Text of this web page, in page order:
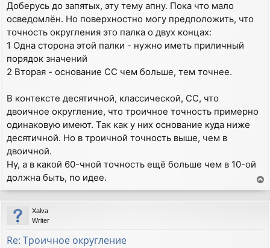
Доберусь до запятых, эту тему апну. Пока что мало
осведомлён. Но поверхностно могу предположить, что
точность округления это палка о двух концах:
1 Одна сторона этой палки - нужно иметь приличный
порядок значений
2 Вторая - основание СС чем больше, тем точнее.
В контексте десятичной, классической, СС, что
двоичное округление, что троичное точность примерно
одинаковую имеют. Так как у них основание куда ниже
десятичной. Но в троичной точность выше, чем в
двоичной.
Ну, а в какой 60-чной точность ещё больше чем в 10-ой
должна быть, по идее.
o
p
Xalva
Writer
Re: Троичное округление